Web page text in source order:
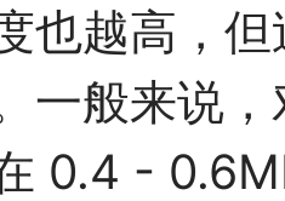
也越高，
一般来说
0.4 -